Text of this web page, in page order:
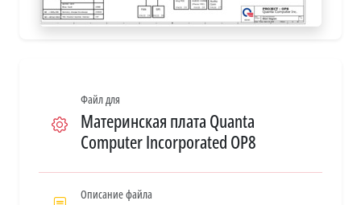
Файл для
Материнская плата Quanta
Computer Incorporated OP8
Описание файла